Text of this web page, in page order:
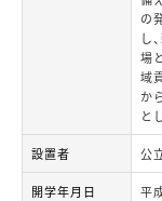
の
し
場
域
か
と
設置者 公
開学年月日 平